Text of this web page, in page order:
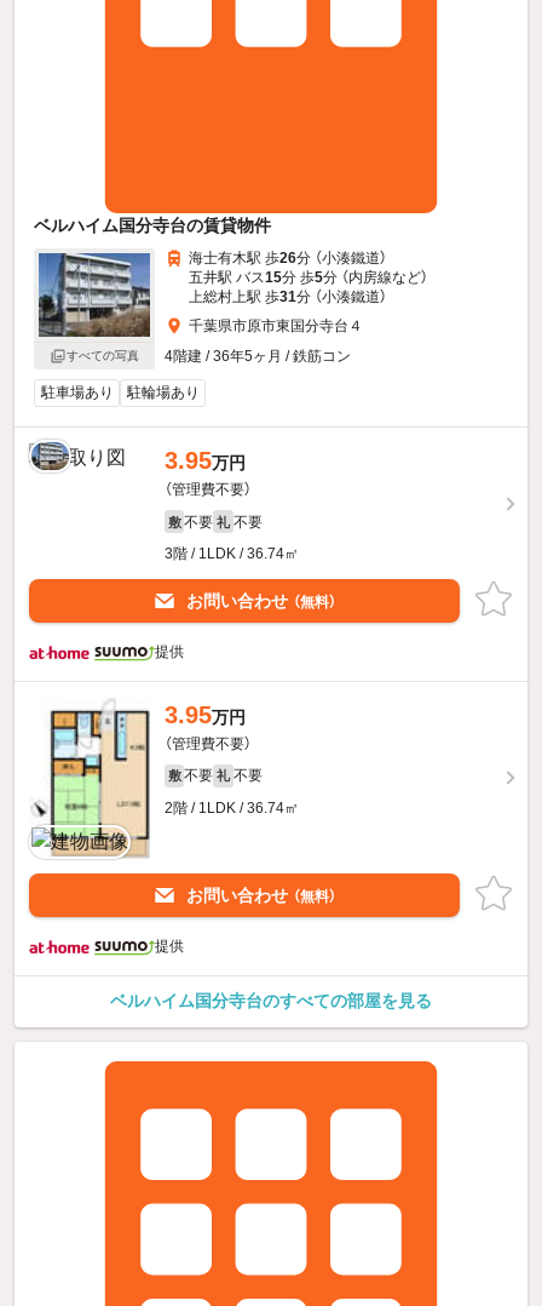
ベルハイム国分寺台の賃貸物件
すべての写真
海士有木駅 歩26分 （小湊鐵道）
五井駅 バス15分 歩5分 （内房線など）
上総村上駅 歩31分 （小湊鐵道）
千葉県市原市東国分寺台４
4階建 / 36年5ヶ月 / 鉄筋コン
駐車場あり 駐輪場あり
3.95万円
（管理費不要）
敷 不要 礼 不要
3階 / 1LDK / 36.74㎡
お問い合わせ （無料）
提供
3.95万円
（管理費不要）
敷 不要 礼 不要
2階 / 1LDK / 36.74㎡
お問い合わせ （無料）
提供
ベルハイム国分寺台のすべての部屋を見る